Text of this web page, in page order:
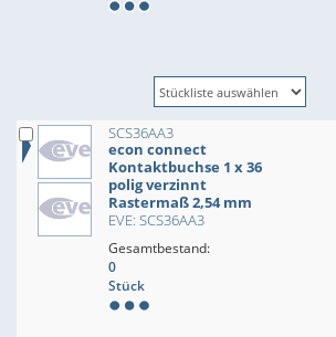
SCS36AA3
econ connect
Kontaktbuchse 1 x 36
polig verzinnt
Rastermaß 2,54 mm
EVE: SCS36AA3
Gesamtbestand:
0
Stück